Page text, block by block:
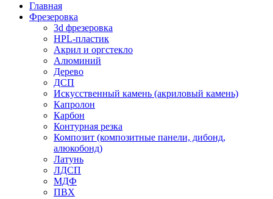
Главная
Фрезеровка
3d фрезеровка
HPL-пластик
Акрил и оргстекло
Алюминий
Дерево
ДСП
Искусственный камень (акриловый камень)
Капролон
Карбон
Контурная резка
Композит (композитные панели, дибонд,
алюкобонд)
Латунь
ЛДСП
МДФ
ПВХ